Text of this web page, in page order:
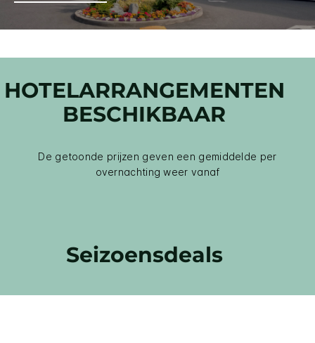
HOTELARRANGEMENTEN
BESCHIKBAAR
De getoonde prijzen geven een gemiddelde per
overnachting weer vanaf
Seizoensdeals